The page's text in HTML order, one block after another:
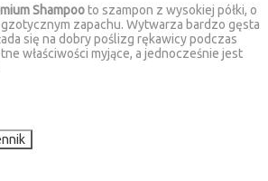
Shampooto szampon z wysokiej półki, o
zapachu. Wytwarza bardzo gęsta
się na dobry poślizg rękawicy podczas
właściwości myjące, a jednocześnie jest